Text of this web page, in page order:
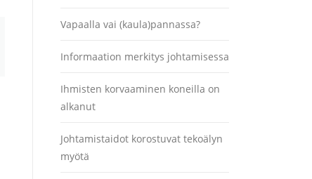
Vapaalla vai (kaula)pannassa?
Informaation merkitys johtamisessa
Ihmisten korvaaminen koneilla on
alkanut
Johtamistaidot korostuvat tekoälyn
myötä